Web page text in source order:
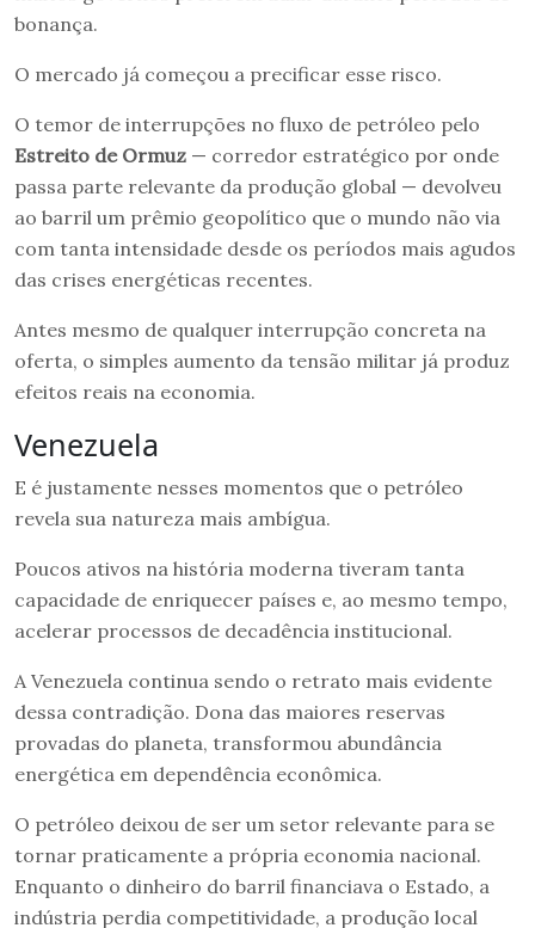
bonança.
O mercado já começou a precificar esse risco.
O temor de interrupções no fluxo de petróleo pelo
Estreito de Ormuz — corredor estratégico por onde
passa parte relevante da produção global — devolveu
ao barril um prêmio geopolítico que o mundo não via
com tanta intensidade desde os períodos mais agudos
das crises energéticas recentes.
Antes mesmo de qualquer interrupção concreta na
oferta, o simples aumento da tensão militar já produz
efeitos reais na economia.
Venezuela
E é justamente nesses momentos que o petróleo
revela sua natureza mais ambígua.
Poucos ativos na história moderna tiveram tanta
capacidade de enriquecer países e, ao mesmo tempo,
acelerar processos de decadência institucional.
A Venezuela continua sendo o retrato mais evidente
dessa contradição. Dona das maiores reservas
provadas do planeta, transformou abundância
energética em dependência econômica.
O petróleo deixou de ser um setor relevante para se
tornar praticamente a própria economia nacional.
Enquanto o dinheiro do barril financiava o Estado, a
indústria perdia competitividade, a produção local